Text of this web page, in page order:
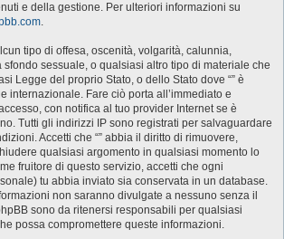
e della gestione. Per ulteriori informazioni su
.
tipo di offesa, oscenità, volgarità, calunnia,
sessuale, o qualsiasi altro tipo di materiale che
Legge del proprio Stato, o dello Stato dove “” è
internazionale. Fare ciò porta all’immediato e
con notifica al tuo provider Internet se è
Tutti gli indirizzi IP sono registrati per salvaguardare
Accetti che “” abbia il diritto di rimuovere,
qualsiasi argomento in qualsiasi momento lo
fruitore di questo servizio, accetti che ogni
tu abbia inviato sia conservata in un database.
non saranno divulgate a nessuno senza il
sono da ritenersi responsabili per qualsiasi
possa compromettere queste informazioni.